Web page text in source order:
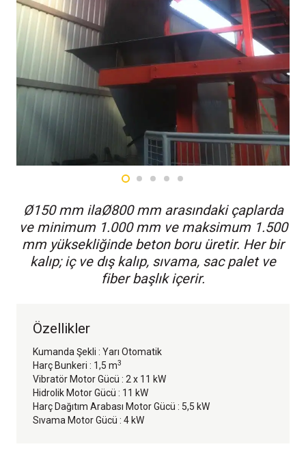
Ø150 mm ilaØ800 mm arasındaki çaplarda
ve minimum 1.000 mm ve maksimum 1.500
mm yüksekliğinde beton boru üretir. Her bir
kalıp; iç ve dış kalıp, sıvama, sac palet ve
fiber başlık içerir.
Özellikler
Kumanda Şekli : Yarı Otomatik
Harç Bunkeri : 1,5 m3
Vibratör Motor Gücü : 2 x 11 kW
Hidrolik Motor Gücü : 11 kW
Harç Dağıtım Arabası Motor Gücü : 5,5 kW
Sıvama Motor Gücü : 4 kW